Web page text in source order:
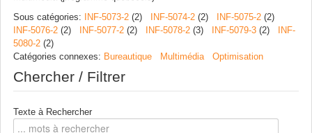
Sous catégories: INF-5073-2 (2) INF-5074-2 (2) INF-5075-2 (2)
INF-5076-2 (2) INF-5077-2 (2) INF-5078-2 (3) INF-5079-3 (2)
INF-
5080-2 (2)
Catégories connexes: Bureautique Multimédia Optimisation
Chercher / Filtrer
Texte à Rechercher